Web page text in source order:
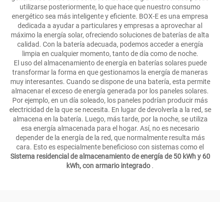
utilizarse posteriormente, lo que hace que nuestro consumo
energético sea más inteligente y eficiente. BOX-E es una empresa
dedicada a ayudar a particulares y empresas a aprovechar al
máximo la energía solar, ofreciendo soluciones de baterías de alta
calidad. Con la batería adecuada, podemos acceder a energía
limpia en cualquier momento, tanto de día como de noche.
El uso del almacenamiento de energía en baterías solares puede
transformar la forma en que gestionamos la energía de maneras
muy interesantes. Cuando se dispone de una batería, esta permite
almacenar el exceso de energía generada por los paneles solares.
Por ejemplo, en un día soleado, los paneles podrían producir más
electricidad de la que se necesita. En lugar de devolverla a la red, se
almacena en la batería. Luego, más tarde, por la noche, se utiliza
esa energía almacenada para el hogar. Así, no es necesario
depender de la energía de la red, que normalmente resulta más
cara. Esto es especialmente beneficioso con sistemas como el
Sistema residencial de almacenamiento de energía de 50 kWh y 60
kWh, con armario integrado .